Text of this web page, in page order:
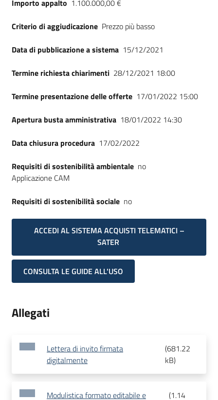
Importo appalto 1.100.000,00 €
Criterio di aggiudicazione Prezzo più basso
Data di pubblicazione a sistema 15/12/2021
Termine richiesta chiarimenti 28/12/2021 18:00
Termine presentazione delle offerte 17/01/2022 15:00
Apertura busta amministrativa 18/01/2022 14:30
Data chiusura procedura 17/02/2022
Requisiti di sostenibilità ambientale no
Applicazione CAM
Requisiti di sostenibilità sociale no
ACCEDI AL SISTEMA ACQUISTI TELEMATICI –
SATER
CONSULTA LE GUIDE ALL'USO
Allegati
Lettera di invito firmata
digitalmente
(681.22
kB)
Modulistica formato editabile e (1.14